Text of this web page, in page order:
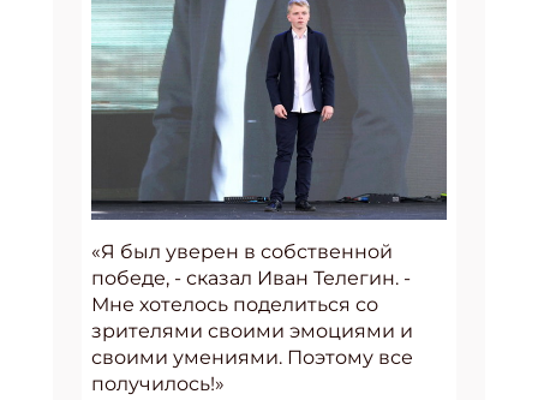
«Я был уверен в собственной
победе, - сказал Иван Телегин. -
Мне хотелось поделиться со
зрителями своими эмоциями и
своими умениями. Поэтому все
получилось!»